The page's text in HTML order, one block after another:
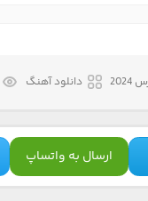
دانلود آهنگ
ارسال به واتساپ